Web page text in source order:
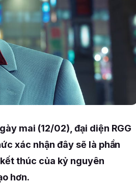
mai (12/02), đại diện RGG
xác nhận đây sẽ là phần
thúc của kỷ nguyên
hơn.